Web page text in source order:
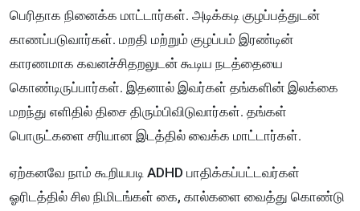
பெரிதாக நினைக்க மாட்டார்கள். அடிக்கடி குழப்பத்துடன்
காணப்படுவார்கள். மறதி மற்றும் குழப்பம் இரண்டின்
காரணமாக கவனச்சிதறலுடன் கூடிய நடத்தையை
கொண்டிருப்பார்கள். இதனால் இவர்கள் தங்களின் இலக்கை
மறந்து எளிதில் திசை திரும்பிவிடுவார்கள். தங்கள்
பொருட்களை சரியான இடத்தில் வைக்க மாட்டார்கள்.
ஏற்கனவே நாம் கூறியபடி ADHD பாதிக்கப்பட்டவர்கள்
ஓரிடத்தில் சில நிமிடங்கள் கை, கால்களை வைத்து கொண்டு